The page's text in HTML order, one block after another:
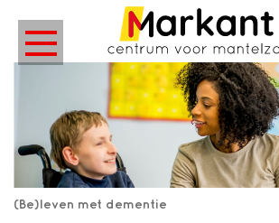
(Be)leven met dementie